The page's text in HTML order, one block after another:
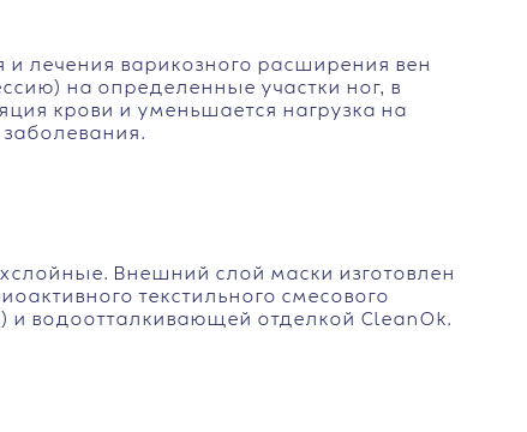
лечения варикозного расширения вен
на определенные участки ног, в
крови и уменьшается нагрузка на
Внешний слой маски изготовлен
текстильного смесового
водоотталкивающей отделкой CleanOk.